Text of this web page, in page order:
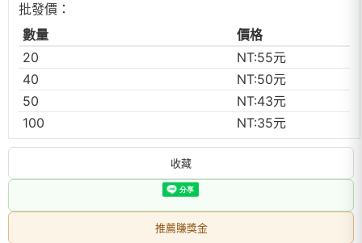
批發價：
數量
價格
20
NT:55元
40
NT:50元
50
NT:43元
100
NT:35元
收藏
推薦賺獎金